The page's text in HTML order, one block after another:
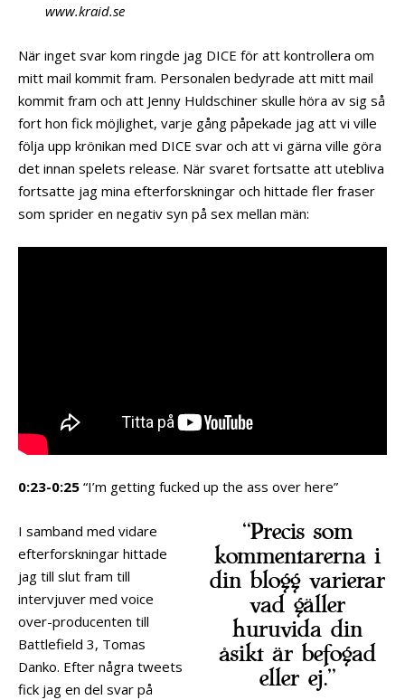
www.kraid.se
När inget svar kom ringde jag DICE för att kontrollera om
mitt mail kommit fram. Personalen bedyrade att mitt mail
kommit fram och att Jenny Huldschiner skulle höra av sig så
fort hon fick möjlighet, varje gång påpekade jag att vi ville
följa upp krönikan med DICE svar och att vi gärna ville göra
det innan spelets release. När svaret fortsatte att utebliva
fortsatte jag mina efterforskningar och hittade fler fraser
som sprider en negativ syn på sex mellan män:
0:23-0:25 “I’m getting fucked up the ass over here”
“Precis som
kommentarerna i
din blogg varierar
vad gäller
huruvida din
åsikt är befogad
eller ej.”
I samband med vidare
efterforskningar hittade
jag till slut fram till
intervjuver med voice
over-producenten till
Battlefield 3, Tomas
Danko. Efter några tweets
fick jag en del svar på